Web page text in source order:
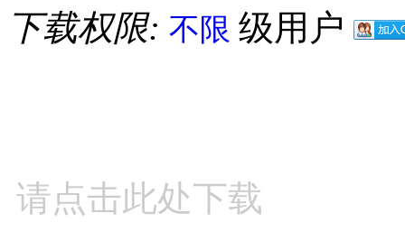
下载权限: 不限 级用户
请点击此处下载